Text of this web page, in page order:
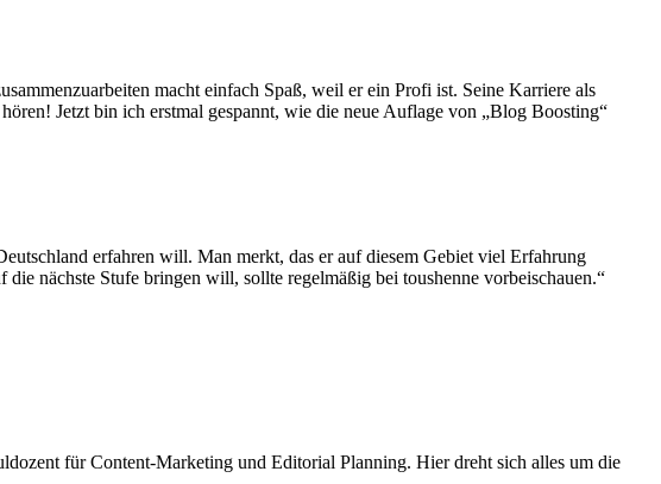
macht einfach Spaß, weil er ein Profi ist. Seine Karriere als
Jetzt bin ich erstmal gespannt, wie die neue Auflage von „Blog Boosting“
erfahren will. Man merkt, das er auf diesem Gebiet viel Erfahrung
nächste Stufe bringen will, sollte regelmäßig bei toushenne vorbeischauen.“
für Content-Marketing und Editorial Planning. Hier dreht sich alles um die